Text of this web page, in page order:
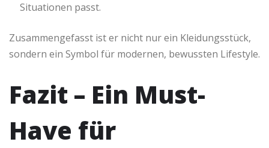
Situationen passt.
Zusammengefasst ist er nicht nur ein Kleidungsstück,
sondern ein Symbol für modernen, bewussten Lifestyle.
Fazit – Ein Must-
Have für